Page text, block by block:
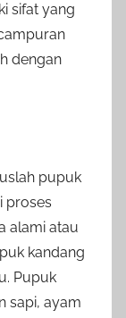
sifat yang
dengan
pupuk
proses
alami atau
kandang
Pupuk
sapi, ayam